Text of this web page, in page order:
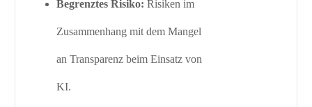
Begrenztes Risiko: Risiken im
Zusammenhang mit dem Mangel
an Transparenz beim Einsatz von
KI.